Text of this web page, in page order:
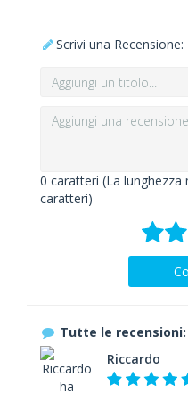
Scrivi una Recensione:
0 caratteri (La
caratteri)
Tutte le recensioni:
Riccardo